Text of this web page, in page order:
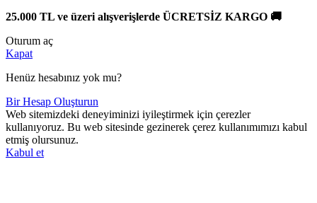
25.000 TL ve üzeri alışverişlerde ÜCRETSİZ KARGO 🚚
Oturum aç
Kapat
Henüz hesabınız yok mu?
Bir Hesap Oluşturun
Web sitemizdeki deneyiminizi iyileştirmek için çerezler
kullanıyoruz. Bu web sitesinde gezinerek çerez kullanımımızı kabul
etmiş olursunuz.
Kabul et